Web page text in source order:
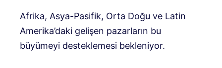
Afrika, Asya-Pasifik, Orta Doğu ve Latin
Amerika’daki gelişen pazarların bu
büyümeyi desteklemesi bekleniyor.